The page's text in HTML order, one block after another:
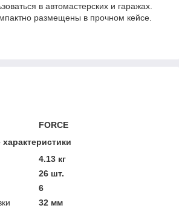
в автомастерских и гаражах.
размещены в прочном кейсе.
FORCE
4.13 кг
26 шт.
6
32 мм